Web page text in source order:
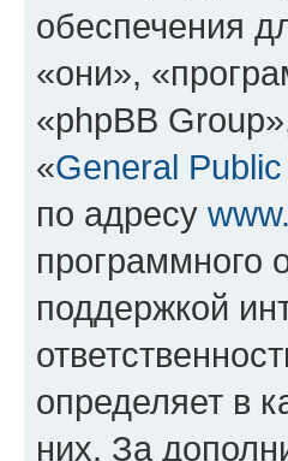
обеспечения
«они»,
«phpBB
«General
по адресу
программного
поддержкой
определяет в
них. За